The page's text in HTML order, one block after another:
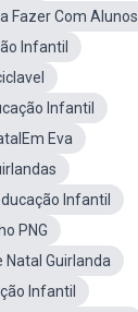
Fazer Com Alunos
Infantil
Infantil
Eva
Infantil
PNG
Guirlanda
Infantil